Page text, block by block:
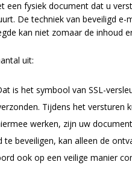
een fysiek document dat u
De techniek van beveiligd e-
kan niet zomaar de inhoud
uit:
is het symbool van SSL-
Tijdens het versturen
werken, zijn uw
beveiligen, kan alleen de
ook op een veilige manier